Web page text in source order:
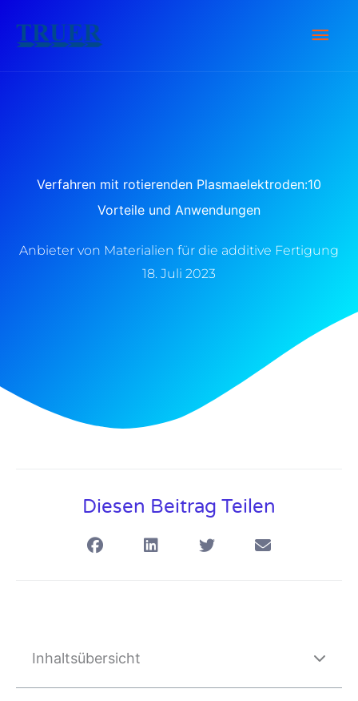
Inhalt
Verfahren mit rotierenden Plasmaelektroden:10
Vorteile und Anwendungen
Anbieter von Materialien für die additive Fertigung
18. Juli 2023
Diesen Beitrag Teilen
Inhaltsübersicht